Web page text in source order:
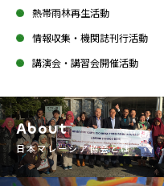
熱帯雨林再生活動
情報収集・機関誌刊行活動
講演会・講習会開催活動
About
日本マレーシア協会とは